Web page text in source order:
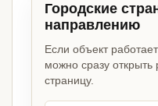
Городские
направлению
Если объект
можно сразу открыть
страницу.